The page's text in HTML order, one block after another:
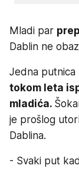
Mladi par
Dablin ne
Jedna putnica
tokom leta
mladića.
je prošlog
Dablina.
- Svaki put